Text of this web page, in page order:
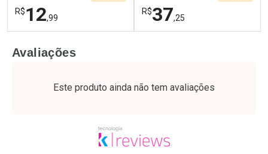
R$12,99
Laboratório
Por Menos
R$37,25
Laboratório
Por Menos
Avaliações
Este produto ainda não tem avaliações